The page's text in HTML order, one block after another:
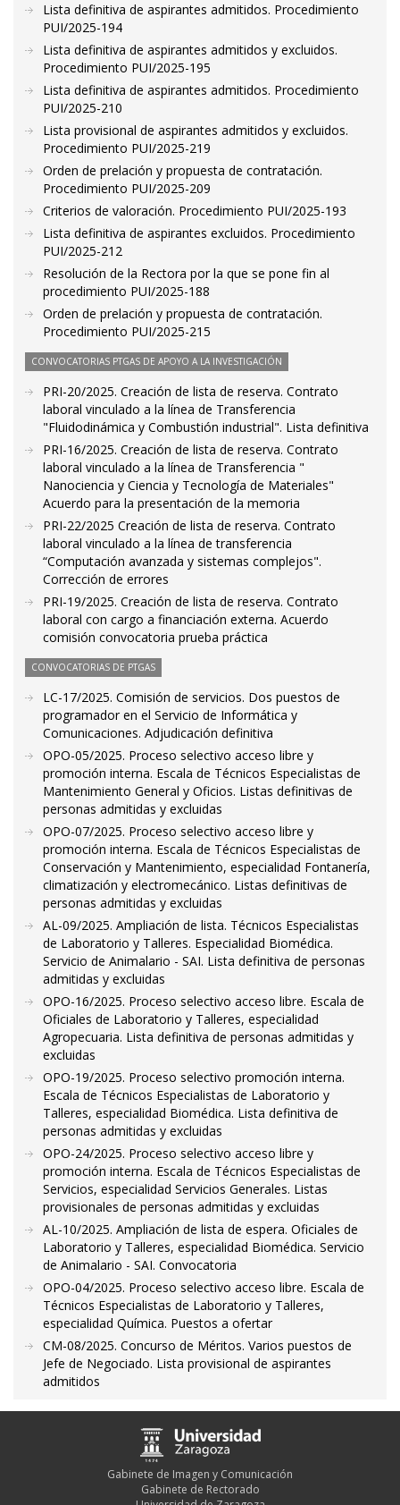
Lista definitiva de aspirantes admitidos. Procedimiento
PUI/2025-194
Lista definitiva de aspirantes admitidos y excluidos.
Procedimiento PUI/2025-195
Lista definitiva de aspirantes admitidos. Procedimiento
PUI/2025-210
Lista provisional de aspirantes admitidos y excluidos.
Procedimiento PUI/2025-219
Orden de prelación y propuesta de contratación.
Procedimiento PUI/2025-209
Criterios de valoración. Procedimiento PUI/2025-193
Lista definitiva de aspirantes excluidos. Procedimiento
PUI/2025-212
Resolución de la Rectora por la que se pone fin al
procedimiento PUI/2025-188
Orden de prelación y propuesta de contratación.
Procedimiento PUI/2025-215
CONVOCATORIAS PTGAS DE APOYO A LA INVESTIGACIÓN
PRI-20/2025. Creación de lista de reserva. Contrato
laboral vinculado a la línea de Transferencia
"Fluidodinámica y Combustión industrial". Lista definitiva
PRI-16/2025. Creación de lista de reserva. Contrato
laboral vinculado a la línea de Transferencia "
Nanociencia y Ciencia y Tecnología de Materiales"
Acuerdo para la presentación de la memoria
PRI-22/2025 Creación de lista de reserva. Contrato
laboral vinculado a la línea de transferencia
“Computación avanzada y sistemas complejos".
Corrección de errores
PRI-19/2025. Creación de lista de reserva. Contrato
laboral con cargo a financiación externa. Acuerdo
comisión convocatoria prueba práctica
CONVOCATORIAS DE PTGAS
LC-17/2025. Comisión de servicios. Dos puestos de
programador en el Servicio de Informática y
Comunicaciones. Adjudicación definitiva
OPO-05/2025. Proceso selectivo acceso libre y
promoción interna. Escala de Técnicos Especialistas de
Mantenimiento General y Oficios. Listas definitivas de
personas admitidas y excluidas
OPO-07/2025. Proceso selectivo acceso libre y
promoción interna. Escala de Técnicos Especialistas de
Conservación y Mantenimiento, especialidad Fontanería,
climatización y electromecánico. Listas definitivas de
personas admitidas y excluidas
AL-09/2025. Ampliación de lista. Técnicos Especialistas
de Laboratorio y Talleres. Especialidad Biomédica.
Servicio de Animalario - SAI. Lista definitiva de personas
admitidas y excluidas
OPO-16/2025. Proceso selectivo acceso libre. Escala de
Oficiales de Laboratorio y Talleres, especialidad
Agropecuaria. Lista definitiva de personas admitidas y
excluidas
OPO-19/2025. Proceso selectivo promoción interna.
Escala de Técnicos Especialistas de Laboratorio y
Talleres, especialidad Biomédica. Lista definitiva de
personas admitidas y excluidas
OPO-24/2025. Proceso selectivo acceso libre y
promoción interna. Escala de Técnicos Especialistas de
Servicios, especialidad Servicios Generales. Listas
provisionales de personas admitidas y excluidas
AL-10/2025. Ampliación de lista de espera. Oficiales de
Laboratorio y Talleres, especialidad Biomédica. Servicio
de Animalario - SAI. Convocatoria
OPO-04/2025. Proceso selectivo acceso libre. Escala de
Técnicos Especialistas de Laboratorio y Talleres,
especialidad Química. Puestos a ofertar
CM-08/2025. Concurso de Méritos. Varios puestos de
Jefe de Negociado. Lista provisional de aspirantes
admitidos
Gabinete de Imagen y Comunicación
Gabinete de Rectorado